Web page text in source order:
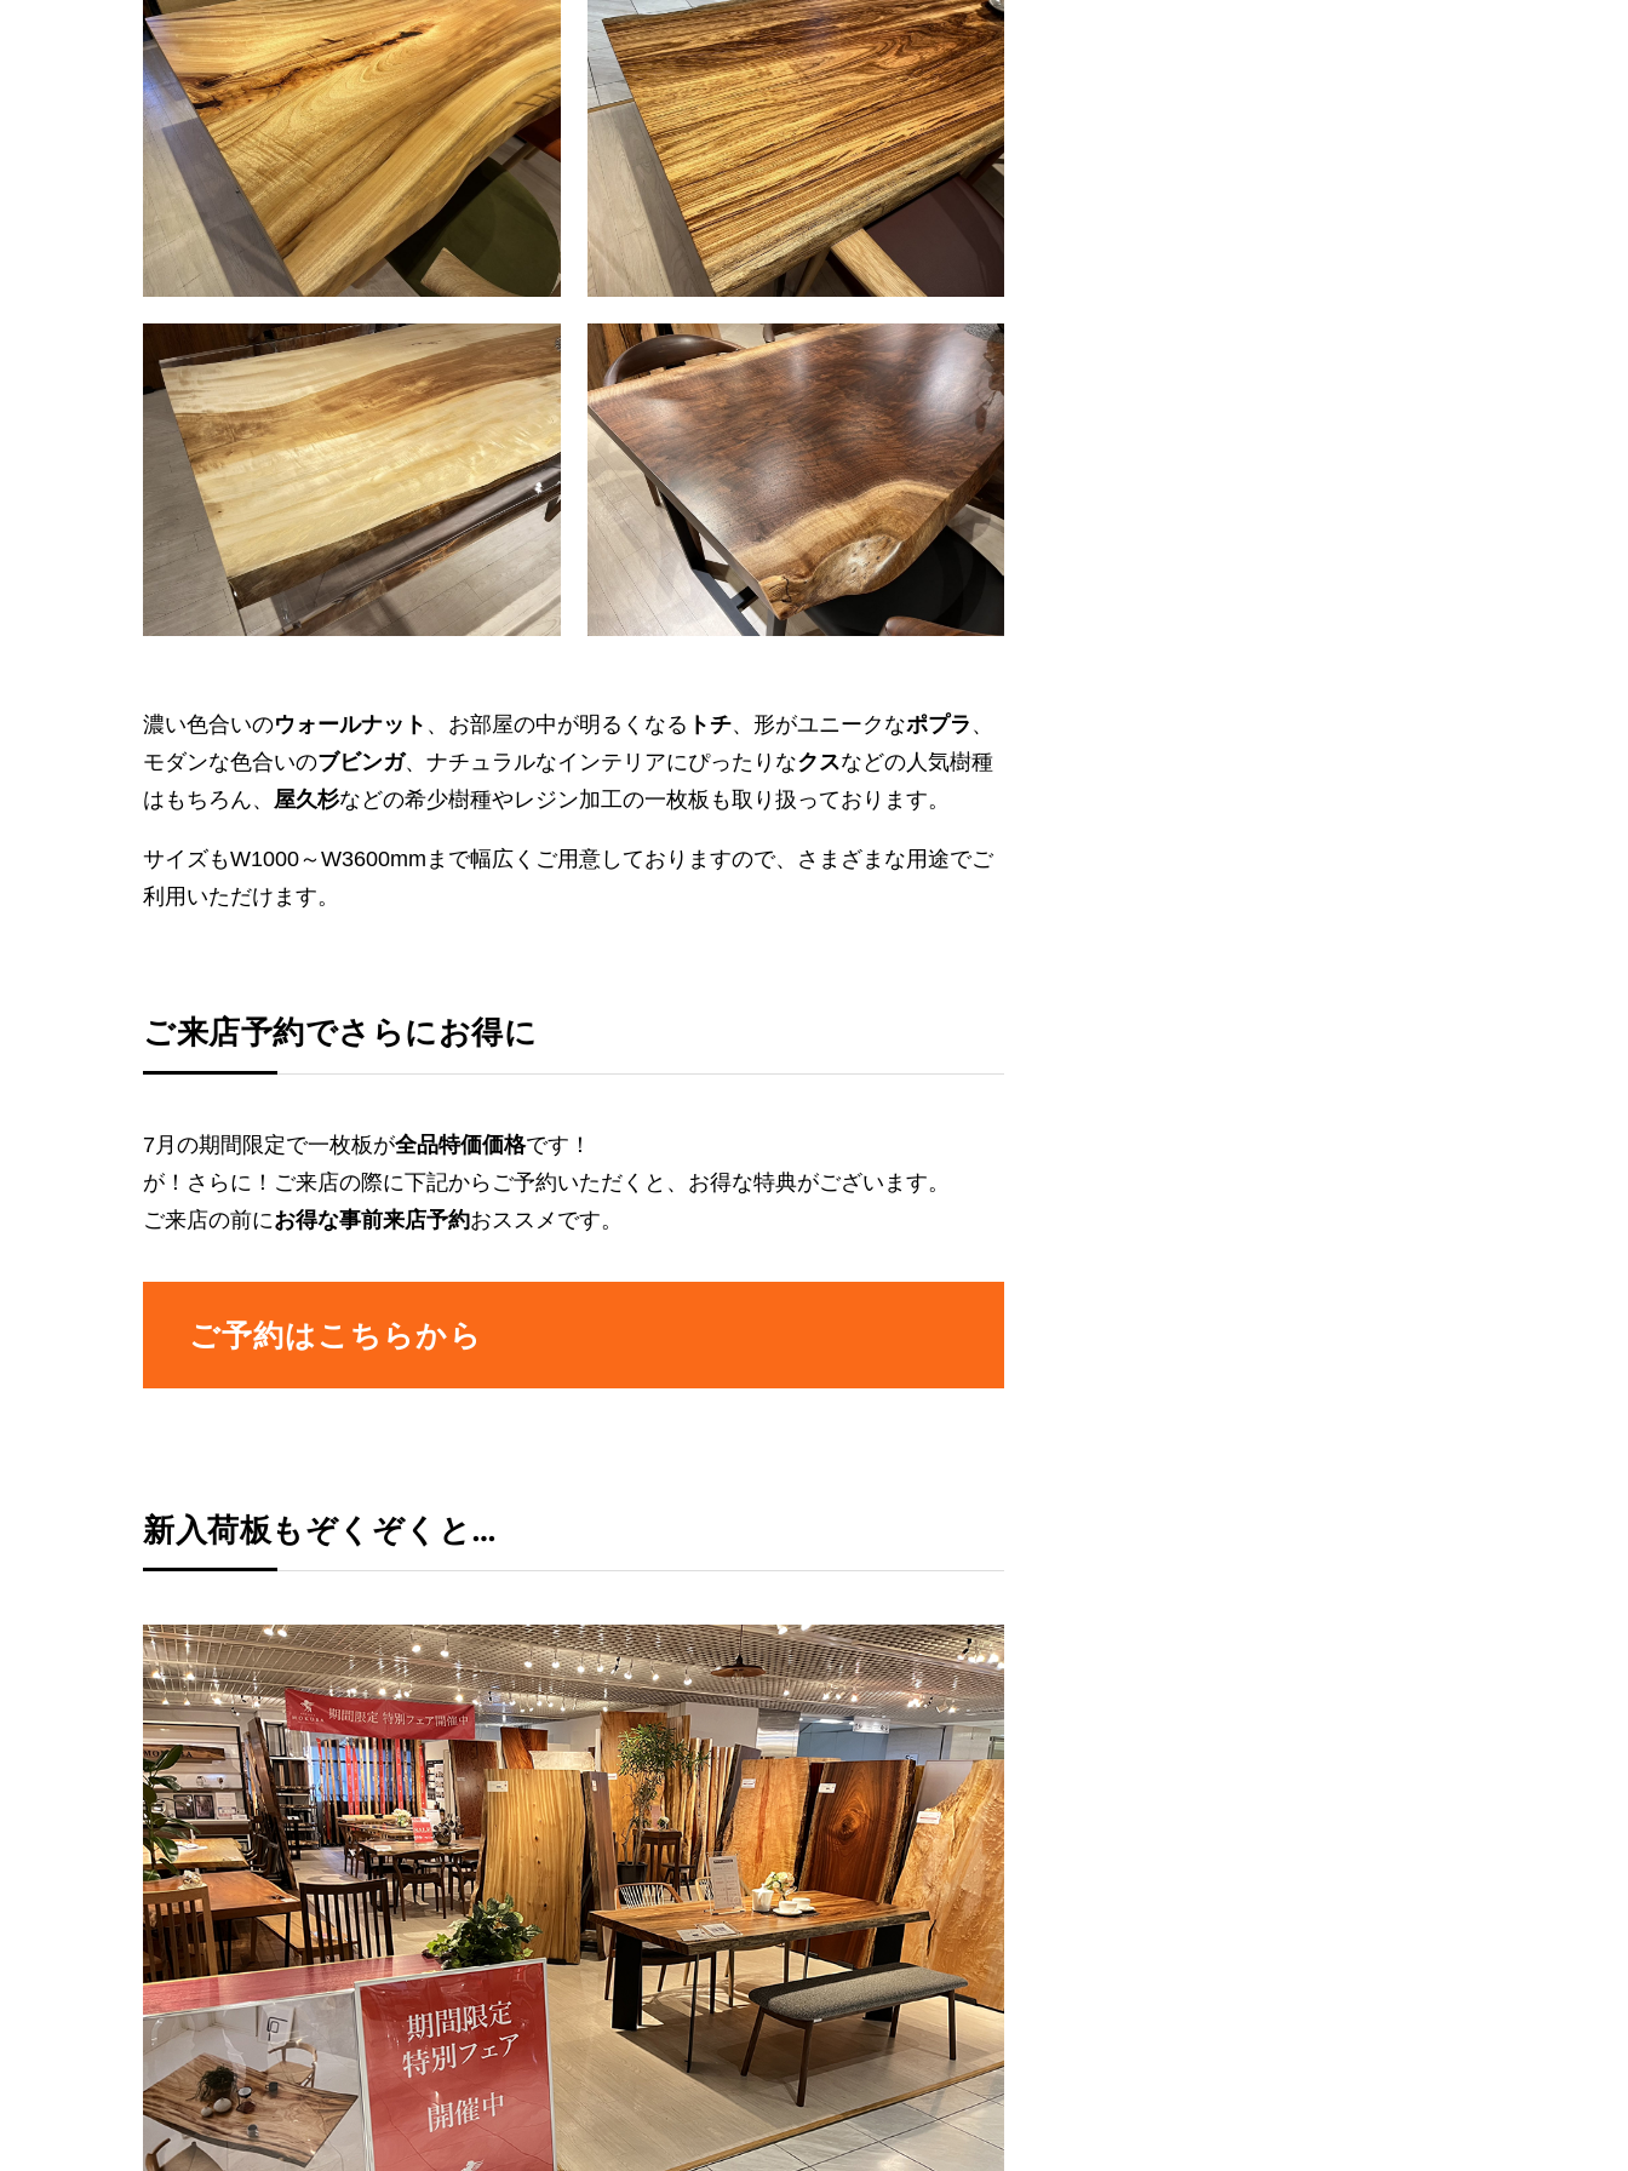
濃い色合いのウォールナット 、お部屋の中が明るくなる トチ、形がユニークなポプラ 、
モダンな色合いのブビンガ、ナチュラルなインテリアにぴったりなクスなどの人気樹種
はもちろん、 屋久杉などの希少樹種やレジン加工の一枚板も取り扱っております。
サイズもW1000～W3600mmまで幅広くご用意しておりますので、さまざまな用途でご
利用いただけます。
ご来店予約でさらにお得に
7月の期間限定で一枚板が全品特価価格です！
が！さらに！ご来店の際に下記からご予約いただくと、お得な特典がございます。
ご来店の前にお得な事前来店予約おススメです。
ご予約はこちらから
新入荷板もぞくぞくと…